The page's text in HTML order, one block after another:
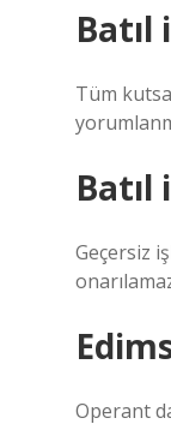
Tüm
Batıl
Geçersiz
Operant